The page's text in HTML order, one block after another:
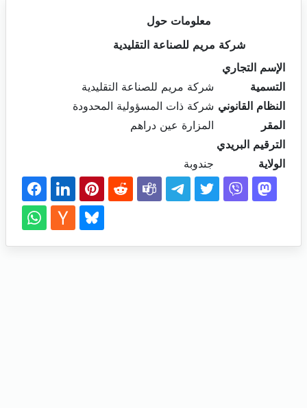
معلومات حول
شركة مريم للصناعة التقليدية
الإسم التجاري
التسمية
شركة مريم للصناعة التقليدية
النظام القانوني شركة ذات المسؤولية المحدودة
المقر
المزارة عين دراهم
الترقيم البريدي
الولاية
جندوبة